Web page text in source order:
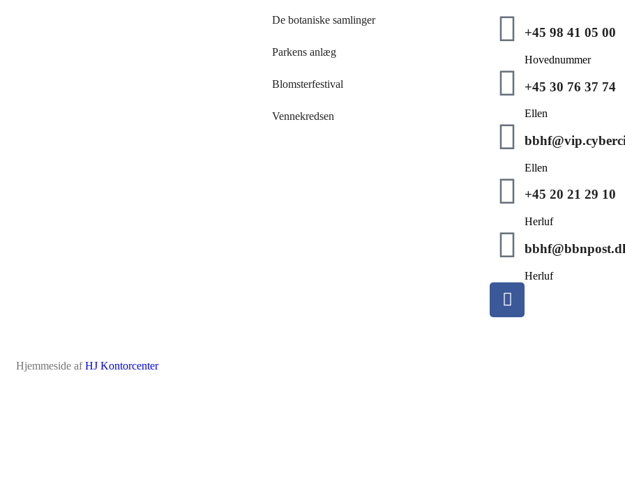
De botaniske samlinger
Parkens anlæg
Blomsterfestival
Vennekredsen
+45 98 41 05 00
Hovednummer
+45 30 76 37 74
Ellen
Ellen
+45 20 21 29 10
Herluf
Herluf
Hjemmeside afHJ Kontorcenter